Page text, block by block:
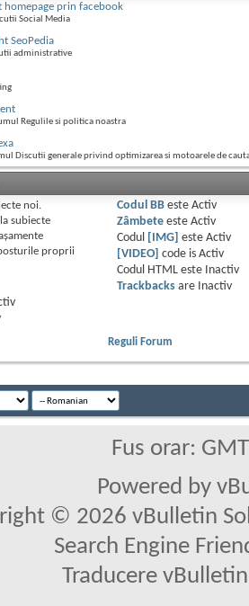
prin facebook
Social Media
SeoPedia
administrative
Regulile si politica noastra
Discutii generale privind optimizarea si motoarele de
noi.
subiecte
proprii
Codul BBeste Activ
Zâmbeteeste Activ
Codul
[IMG] este Activ
[VIDEO]
code is Activ
Codul HTML este
Inactiv
Trackbacksare
Inactiv
Reguli Forum
Fus orar:
Powered by
© 2026 vBulletin
Search Engine
Traducere